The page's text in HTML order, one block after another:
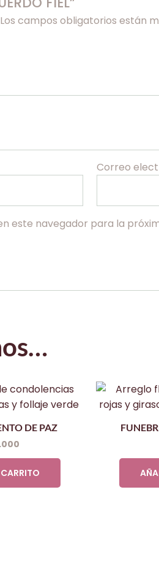
Los campos obligatorios están
Correo
este navegador para la
DE PAZ